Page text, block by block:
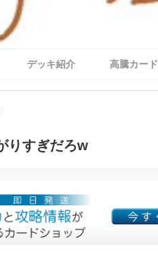
デッキ紹介 高騰カード
りすぎだろw